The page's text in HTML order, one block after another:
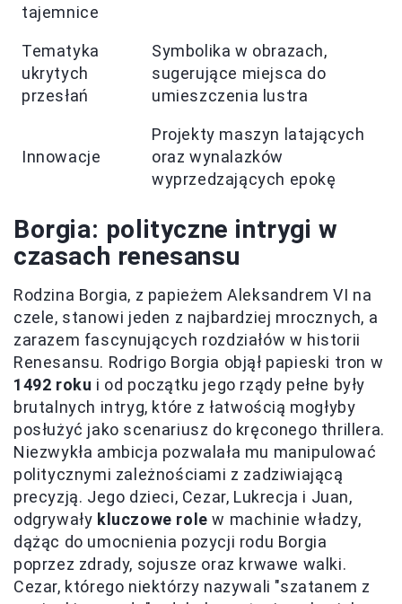
tajemnice
Tematyka
ukrytych
przesłań
Symbolika w obrazach,
sugerujące miejsca do
umieszczenia lustra
Innowacje
Projekty maszyn latających
oraz wynalazków
wyprzedzających epokę
Borgia: polityczne intrygi w
czasach renesansu
Rodzina Borgia, z papieżem Aleksandrem VI na
czele, stanowi jeden z najbardziej mrocznych, a
zarazem fascynujących rozdziałów w historii
Renesansu. Rodrigo Borgia objął papieski tron w
1492 roku i od początku jego rządy pełne były
brutalnych intryg, które z łatwością mogłyby
posłużyć jako scenariusz do kręconego thrillera.
Niezwykła ambicja pozwalała mu manipulować
politycznymi zależnościami z zadziwiającą
precyzją. Jego dzieci, Cezar, Lukrecja i Juan,
odgrywały kluczowe role w machinie władzy,
dążąc do umocnienia pozycji rodu Borgia
poprzez zdrady, sojusze oraz krwawe walki.
Cezar, którego niektórzy nazywali "szatanem z